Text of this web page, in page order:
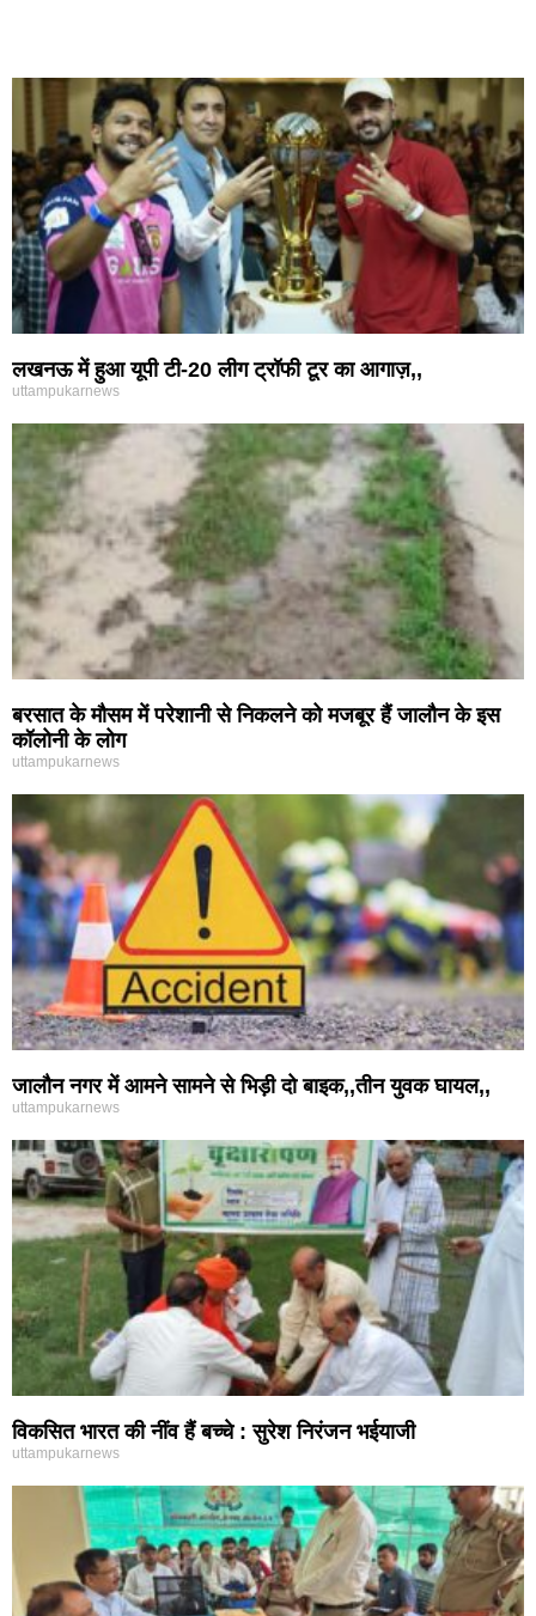
लखनऊ में हुआ यूपी टी-20 लीग ट्रॉफी टूर का आगाज़,,
uttampukarnews
बरसात के मौसम में परेशानी से निकलने को मजबूर हैं जालौन के इस
कॉलोनी के लोग
uttampukarnews
जालौन नगर में आमने सामने से भिड़ी दो बाइक,,तीन युवक घायल,,
uttampukarnews
विकसित भारत की नींव हैं बच्चे : सुरेश निरंजन भईयाजी
uttampukarnews